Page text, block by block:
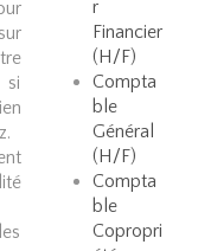
si
r
Financier
(H/F)
Compta
ble
Général
(H/F)
Compta
ble
Copropri